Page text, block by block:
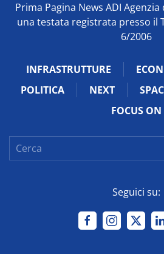
Prima Pagina News ADI
una testata registrata presso il
6/2006
INFRASTRUTTURE
POLITICA
NEXT
FOCUS ON
Seguici su: